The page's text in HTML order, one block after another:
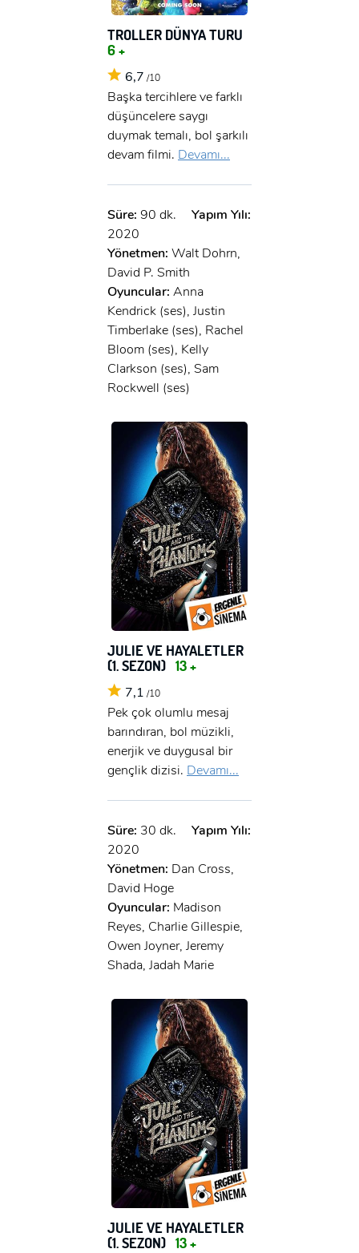
TROLLER DÜNYA TURU
6 +
6,7 /10
Başka tercihlere ve farklı
düşüncelere saygı
duymak temalı, bol şarkılı
devam filmi. Devamı...
Süre: 90 dk.
Yapım Yılı:
2020
Yönetmen: Walt Dohrn,
David P. Smith
Oyuncular: Anna
Kendrick (ses), Justin
Timberlake (ses), Rachel
Bloom (ses), Kelly
Clarkson (ses), Sam
Rockwell (ses)
JULIE VE HAYALETLER
(1. SEZON) 13 +
7,1 /10
Pek çok olumlu mesaj
barındıran, bol müzikli,
enerjik ve duygusal bir
gençlik dizisi. Devamı...
Süre: 30 dk.
Yapım Yılı:
2020
Yönetmen: Dan Cross,
David Hoge
Oyuncular: Madison
Reyes, Charlie Gillespie,
Owen Joyner, Jeremy
Shada, Jadah Marie
JULIE VE HAYALETLER
(1. SEZON) 13 +